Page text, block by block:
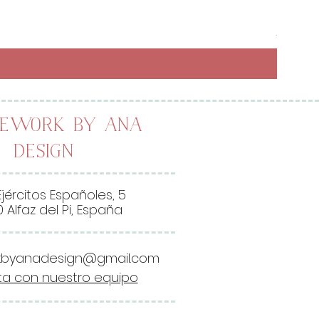
26,00
2
,
0
by Ana
Design
Españoles, 5
Alfaz del Pi, España
con nuestro equipo